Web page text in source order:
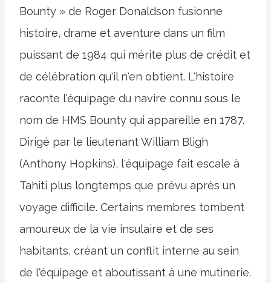
Bounty » de Roger Donaldson fusionne
histoire, drame et aventure dans un film
puissant de 1984 qui mérite plus de crédit et
de célébration qu'il n'en obtient. L'histoire
raconte l'équipage du navire connu sous le
nom de HMS Bounty qui appareille en 1787.
Dirigé par le lieutenant William Bligh
(Anthony Hopkins), l'équipage fait escale à
Tahiti plus longtemps que prévu après un
voyage difficile. Certains membres tombent
amoureux de la vie insulaire et de ses
habitants, créant un conflit interne au sein
de l'équipage et aboutissant à une mutinerie.